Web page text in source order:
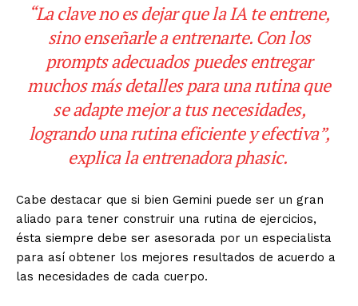
“La clave no es dejar que la IA te entrene,
sino enseñarle a entrenarte. Con los
prompts adecuados puedes entregar
muchos más detalles para una rutina que
se adapte mejor a tus necesidades,
logrando una rutina eficiente y efectiva”,
explica la entrenadora phasic.
Cabe destacar que si bien Gemini puede ser un gran
aliado para tener construir una rutina de ejercicios,
ésta siempre debe ser asesorada por un especialista
para así obtener los mejores resultados de acuerdo a
las necesidades de cada cuerpo.